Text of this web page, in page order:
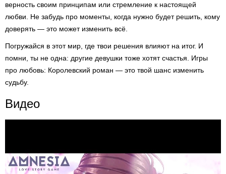
верность своим принципам или стремление к настоящей
любви. Не забудь про моменты, когда нужно будет решить, кому
доверять — это может изменить всё.
Погружайся в этот мир, где твои решения влияют на итог. И
помни, ты не одна: другие девушки тоже хотят счастья. Игры
про любовь: Королевский роман — это твой шанс изменить
судьбу.
Видео